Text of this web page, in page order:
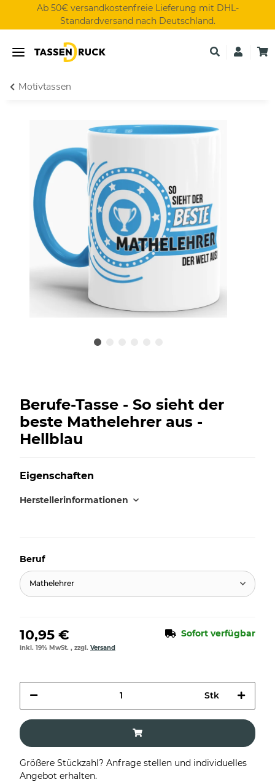
Ab 50€ versandkostenfreie Lieferung mit DHL-
Standardversand nach Deutschland.
Motivtassen
Berufe-Tasse - So sieht der
beste Mathelehrer aus -
Hellblau
Eigenschaften
Herstellerinformationen
Beruf
Mathelehrer
10,95 € Sofort verfügbar
inkl. 19% MwSt. , zzgl. Versand
Stk
Größere Stückzahl? Anfrage stellen und individuelles
Angebot erhalten.